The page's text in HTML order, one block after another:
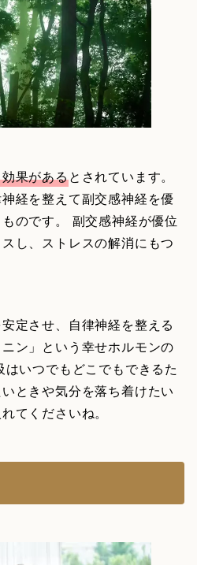
果があるとされています。
経を整えて副交感神経を優
のです。 副交感神経が優位
し、ストレスの解消にもつ
定させ、自律神経を整える
ン」という幸せホルモンの
いつでもどこでもできるた
ときや気分を落ち着けたい
てくださいね。